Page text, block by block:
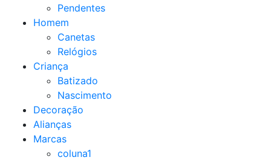
Pendentes
Homem
Canetas
Relógios
Criança
Batizado
Nascimento
Decoração
Alianças
Marcas
coluna1